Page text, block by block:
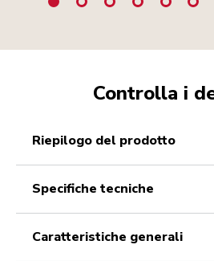
Controlla i
riepilogo del prodotto
specifiche tecniche
caratteristiche generali